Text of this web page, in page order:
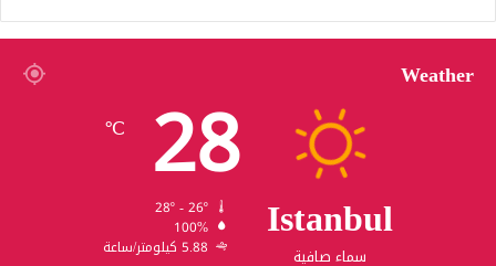
Weather
Istanbul
سماء صافية
28
℃
100%
5.88 كيلومتر/ساعة